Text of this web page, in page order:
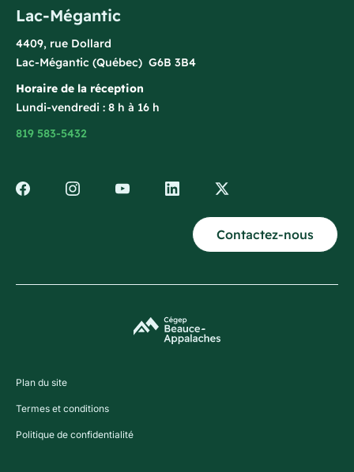
Lac-Mégantic
4409, rue Dollard
Lac-Mégantic (Québec) G6B 3B4
Horaire de la réception
Lundi-vendredi : 8 h à 16 h
819 583-5432
Contactez-nous
Plan du site
Termes et conditions
Politique de confidentialité